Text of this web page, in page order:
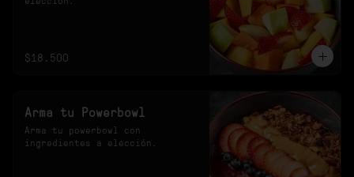
$18.500
Arma tu Powerbowl
Arma tu powerbowl con
ingredientes a elección.